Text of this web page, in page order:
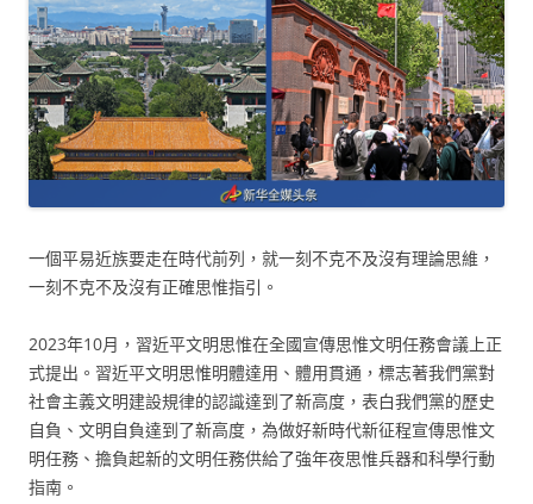
一個平易近族要走在時代前列，就一刻不克不及沒有理論思維，
一刻不克不及沒有正確思惟指引。
2023年10月，習近平文明思惟在全國宣傳思惟文明任務會議上正
式提出。習近平文明思惟明體達用、體用貫通，標志著我們黨對
社會主義文明建設規律的認識達到了新高度，表白我們黨的歷史
自負、文明自負達到了新高度，為做好新時代新征程宣傳思惟文
明任務、擔負起新的文明任務供給了強年夜思惟兵器和科學行動
指南。